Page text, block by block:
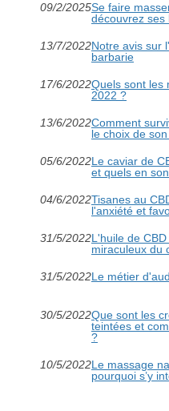
09/2/2025Se faire
découvrez ses
13/7/2022Notre avis sur
barbarie
17/6/2022Quels sont les
2022 ?
13/6/2022Comment
le choix de
05/6/2022Le caviar de
et quels en
04/6/2022Tisanes au
l'anxiété et
31/5/2022L'huile de
miraculeux du
31/5/2022Le métier
30/5/2022Que sont les
teintées et
?
10/5/2022Le massage
pourquoi s’y